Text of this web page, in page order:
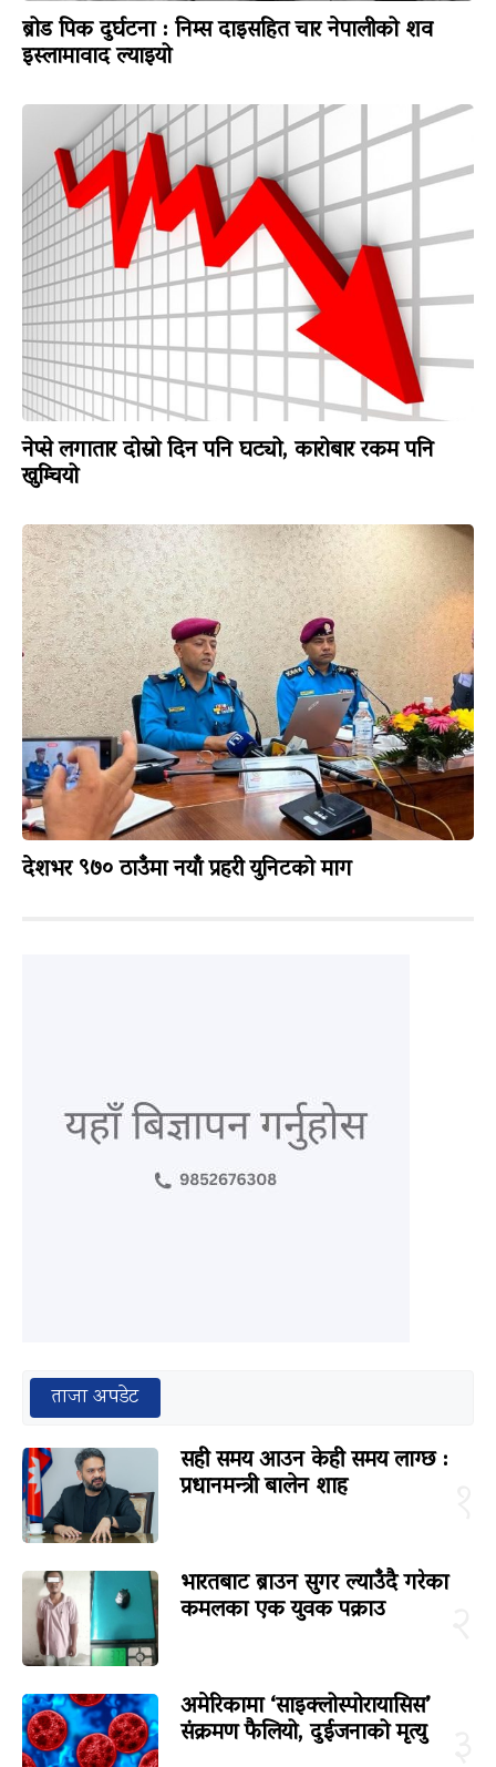
ब्रोड पिक दुर्घटना : निम्स दाइसहित चार नेपालीको शव
इस्लामावाद ल्याइयो
नेप्से लगातार दोस्रो दिन पनि घट्यो, कारोबार रकम पनि
खुम्चियो
देशभर ९७० ठाउँमा नयाँ प्रहरी युनिटको माग
ताजा अपडेट
सही समय आउन केही समय लाग्छ :
प्रधानमन्त्री बालेन शाह
भारतबाट ब्राउन सुगर ल्याउँदै गरेका
कमलका एक युवक पक्राउ
अमेरिकामा ‘साइक्लोस्पोरायासिस’
संक्रमण फैलियो, दुईजनाको मृत्यु